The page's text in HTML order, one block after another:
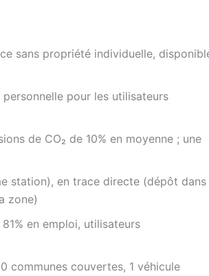
sans propriété individuelle,
personnelle pour les utilisateurs
de CO₂ de 10% en moyenne ; une
station), en trace directe (dépôt dans
zone)
en emploi, utilisateurs
communes couvertes, 1 véhicule